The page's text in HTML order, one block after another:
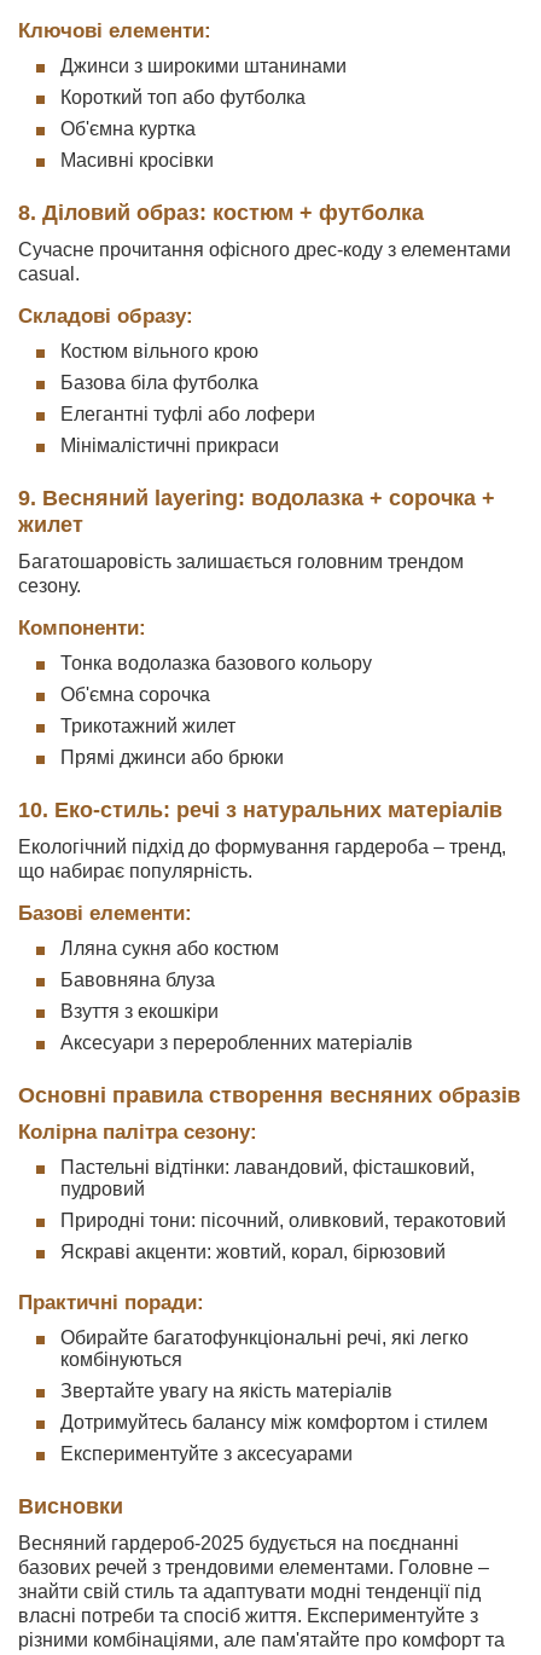
Ключові елементи:
Джинси з широкими штанинами
Короткий топ або футболка
Об'ємна куртка
Масивні кросівки
8. Діловий образ: костюм + футболка
Сучасне прочитання офісного дрес-коду з елементами
casual.
Складові образу:
Костюм вільного крою
Базова біла футболка
Елегантні туфлі або лофери
Мінімалістичні прикраси
9. Весняний layering: водолазка + сорочка +
жилет
Багатошаровість залишається головним трендом
сезону.
Компоненти:
Тонка водолазка базового кольору
Об'ємна сорочка
Трикотажний жилет
Прямі джинси або брюки
10. Еко-стиль: речі з натуральних матеріалів
Екологічний підхід до формування гардероба – тренд,
що набирає популярність.
Базові елементи:
Лляна сукня або костюм
Бавовняна блуза
Взуття з екошкіри
Аксесуари з переробленних матеріалів
Основні правила створення весняних образів
Колірна палітра сезону:
Пастельні відтінки: лавандовий, фісташковий,
пудровий
Природні тони: пісочний, оливковий, теракотовий
Яскраві акценти: жовтий, корал, бірюзовий
Практичні поради:
Обирайте багатофункціональні речі, які легко
комбінуються
Звертайте увагу на якість матеріалів
Дотримуйтесь балансу між комфортом і стилем
Експериментуйте з аксесуарами
Висновки
Весняний гардероб-2025 будується на поєднанні
базових речей з трендовими елементами. Головне –
знайти свій стиль та адаптувати модні тенденції під
власні потреби та спосіб життя. Експериментуйте з
різними комбінаціями, але пам'ятайте про комфорт та